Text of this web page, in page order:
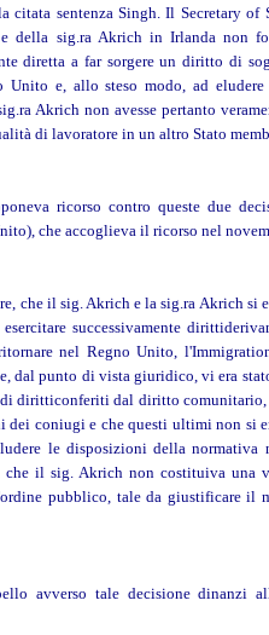
citata sentenza Singh. Il Secretary of
della sig.ra Akrich in Irlanda non
diretta a far sorgere un diritto di
e, allo steso modo, ad eludere
Akrich non avesse pertanto
di lavoratore in un altro Stato
ricorso contro queste due
che accoglieva il ricorso nel
che il sig. Akrich e la sig.ra Akrich si
successivamente diritti
nel Regno Unito,
dal punto di vista giuridico, vi era
diritticonferiti dal diritto comunitario,
coniugi e che questi ultimi non si
le disposizioni della normativa
che il sig. Akrich non costituiva una
pubblico, tale da giustificare il
avverso tale decisione dinanzi